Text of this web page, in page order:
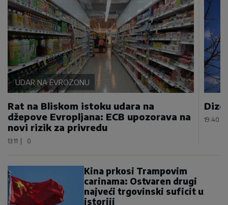
UDAR NA EVROZONU
Rat na Bliskom istoku udara na
džepove Evropljana: ECB upozorava na
novi rizik za privredu
13:11 0
19:40
Kina prkosi Trampovim
carinama: Ostvaren drugi
najveći trgovinski suficit u
istoriji